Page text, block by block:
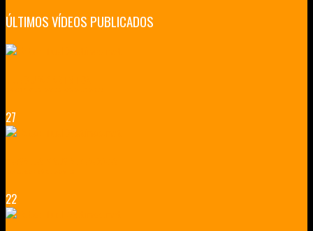
ÚLTIMOS VÍDEOS PUBLICADOS
27
22